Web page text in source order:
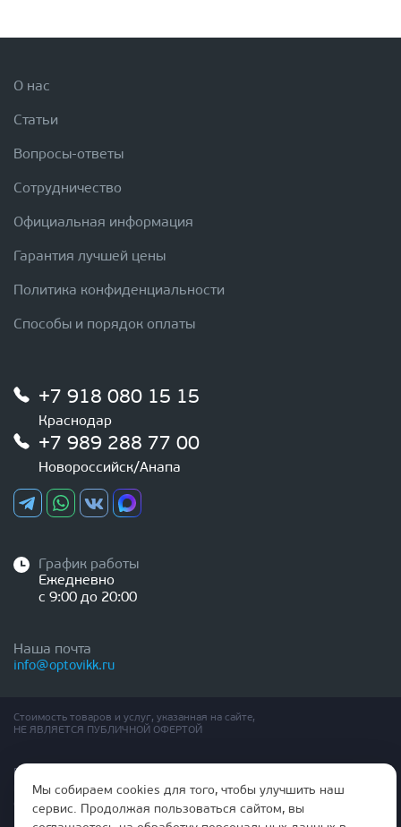
О нас
Статьи
Вопросы-ответы
Сотрудничество
Официальная информация
Гарантия лучшей цены
Политика конфиденциальности
Способы и порядок оплаты
+7 918 080 15 15
Краснодар
+7 989 288 77 00
Новороссийск/Анапа
График работы
Ежедневно
с 9:00 до 20:00
Наша почта
info@optovikk.ru
Стоимость товаров и услуг, указанная на сайте,
НЕ ЯВЛЯЕТСЯ ПУБЛИЧНОЙ ОФЕРТОЙ
Правила эксплутации входных и межкомнатных дверей
Политика обработки персональных данных
Согласие на обработку персональных данных
Мы собираем cookies для того, чтобы улучшить наш
сервис. Продолжая пользоваться сайтом, вы